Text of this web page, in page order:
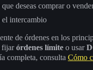
deseas comprar o
intercambio
de órdenes en los
fijarórdenes límite o usar
completa, consulta Cómo